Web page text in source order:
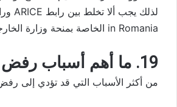
in Romania الخاصة بمنحة وزارة الخارجية.
19. ما أهم أسباب رفض الطلب؟
من أكثر الأسباب التي قد تؤدي إلى